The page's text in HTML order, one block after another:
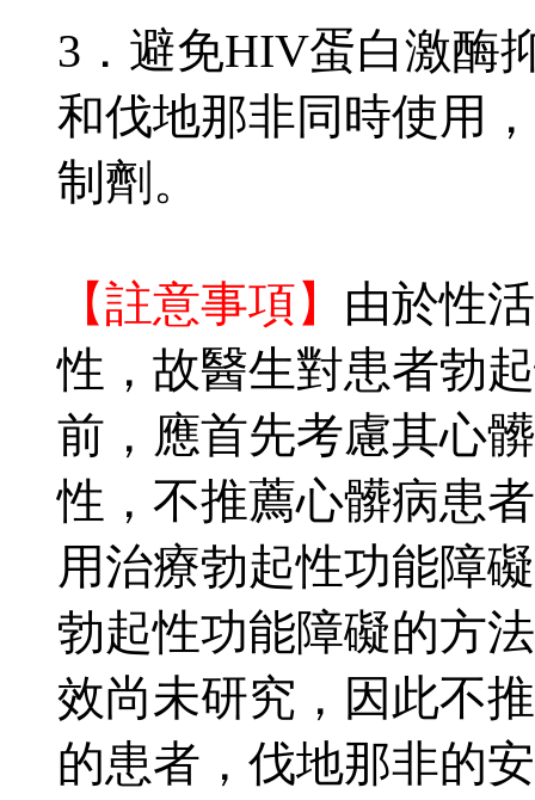
3．避免HIV蛋白激酶
和伐地那非同時使用
制劑。
【註意事項】 由於性
性，故醫生對患者勃
前，應首先考慮其心
性，不推薦心髒病患
用治療勃起性功能障
勃起性功能障礙的方
效尚未研究，因此不
的患者，伐地那非的